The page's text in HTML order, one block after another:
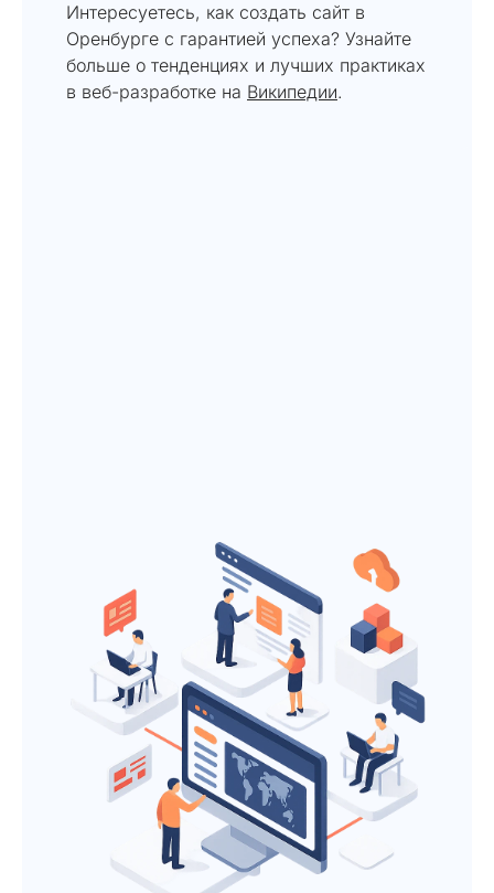
Интересуетесь, как создать сайт в
Оренбурге с гарантией успеха? Узнайте
больше о тенденциях и лучших практиках
в веб-разработке на Википедии.